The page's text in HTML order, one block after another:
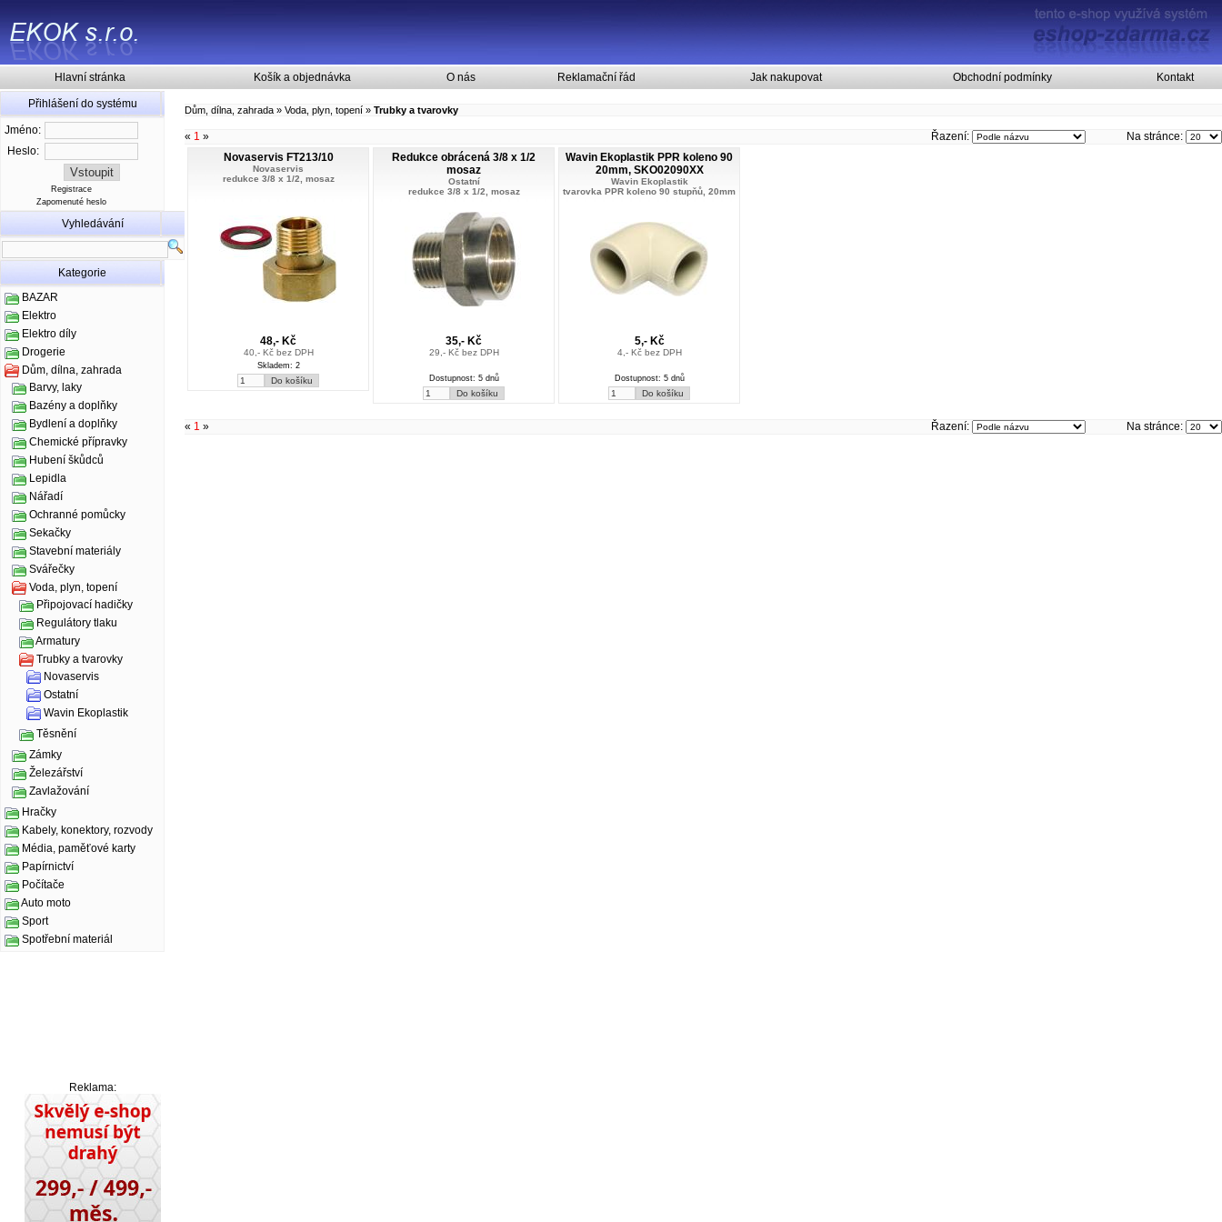
Hlavní stránka Košík a objednávka O nás Reklamační řád Jak nakupovat Obchodní podmínky Kontakt
Přihlášení do systému
Jméno:
Heslo:
Registrace
Zapomenuté heslo
Vyhledávání
Kategorie
BAZAR
Elektro
Elektro díly
Drogerie
Dům, dílna, zahrada
Barvy, laky
Bazény a doplňky
Bydlení a doplňky
Chemické přípravky
Hubení škůdců
Lepidla
Nářadí
Ochranné pomůcky
Sekačky
Stavební materiály
Svářečky
Voda, plyn, topení
Připojovací hadičky
Regulátory tlaku
Armatury
Trubky a tvarovky
Novaservis
Ostatní
Wavin Ekoplastik
Těsnění
Zámky
Železářství
Zavlažování
Hračky
Kabely, konektory, rozvody
Média, paměťové karty
Papírnictví
Počítače
Auto moto
Sport
Spotřební materiál
Reklama:
Dům, dílna, zahrada » Voda, plyn, topení » Trubky a tvarovky
« 1 » Řazení:
Na stránce:
Novaservis FT213/10
Novaservis
redukce 3/8 x 1/2, mosaz
48,- Kč
40,- Kč bez DPH
Skladem: 2
Redukce obrácená 3/8 x 1/2
mosaz
Ostatní
redukce 3/8 x 1/2, mosaz
35,- Kč
29,- Kč bez DPH
Dostupnost: 5 dnů
Wavin Ekoplastik PPR koleno 90
20mm, SKO02090XX
Wavin Ekoplastik
tvarovka PPR koleno 90 stupňů, 20mm
5,- Kč
4,- Kč bez DPH
Dostupnost: 5 dnů
« 1 » Řazení: Na stránce: